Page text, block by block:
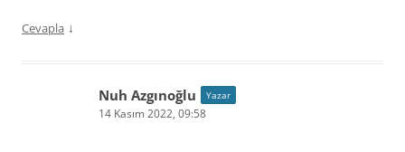
Cevapla ↓
Nuh Azgınoğlu Yazar
14 Kasım 2022, 09:58